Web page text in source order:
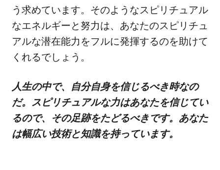
う求めています。そのようなスピリチュアル
なエネルギーと努力は、あなたのスピリチュ
アルな潜在能力をフルに発揮するのを助けて
くれるでしょう。
人生の中で、自分自身を信じるべき時なの
だ。スピリチュアルな力はあなたを信じてい
るので、その足跡をたどるべきです。あなた
は幅広い技術と知識を持っています。